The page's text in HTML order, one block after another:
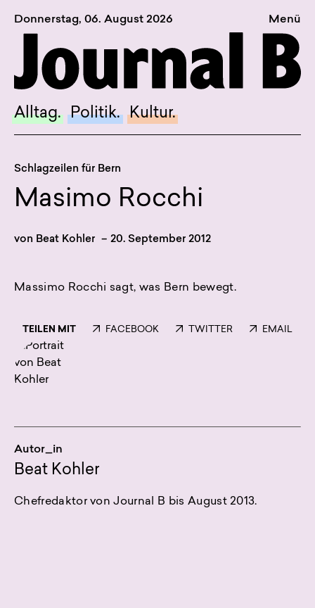
Donnerstag, 06. August 2026
Alltag. Politik. Kultur.
Menü
Sagt, was Bern bewegt
Alltag.
Politik.
Kultur.
Dossier.
FACEBOOK
Schlagzeilen für Bern
Masimo Rocchi
von Beat Kohler – 20. September 2012
Massimo Rocchi sagt, was Bern bewegt.
TEILEN MIT FACEBOOK TWITTER EMAIL
Autor_in
Beat Kohler
Chefredaktor von Journal B bis August 2013.